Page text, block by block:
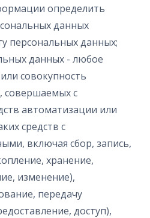
определить
данных
персональных данных;
данных - любое
совокупность
совершаемых с
автоматизации или
средств с
включая сбор, запись,
хранение,
изменение),
передачу
доступ),